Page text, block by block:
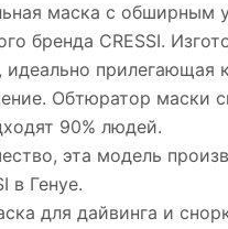
маска с обширным
бренда CRESSI.
идеально прилегающая
Обтюратор маски
90% людей.
эта модель
в Генуе.
для дайвинга и